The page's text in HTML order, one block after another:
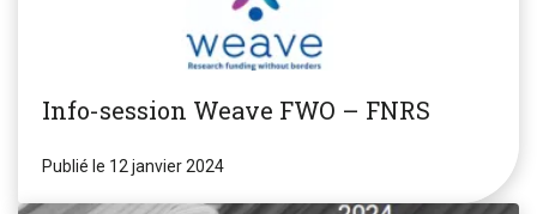
Info-session Weave FWO – FNRS
Publié le 12 janvier 2024